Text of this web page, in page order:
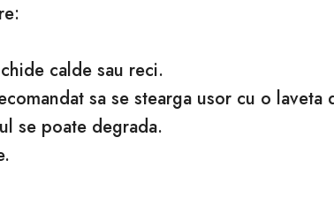
calde sau reci.
sa se stearga usor cu o
se poate degrada.